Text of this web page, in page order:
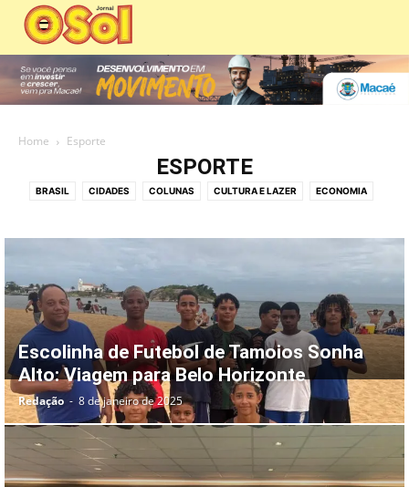
Home Esporte
ESPORTE
BRASIL CIDADES COLUNAS CULTURA E LAZER ECONOMIA
PATROCINADO POLICIAL POLÍTICA
SERVIÇOS PÚBLICOS SOCIAL TECNOLOGIA VÍDEO
Escolinha de Futebol de Tamoios Sonha
Alto: Viagem para Belo Horizonte
Redação - 8 de janeiro de 2025